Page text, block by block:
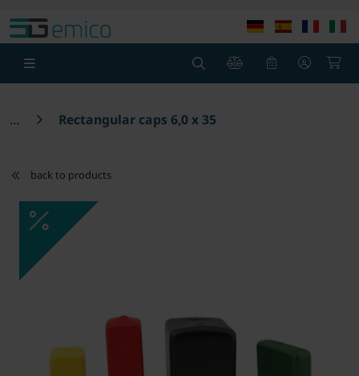
Rectangular caps 6,0 x 35
back to products